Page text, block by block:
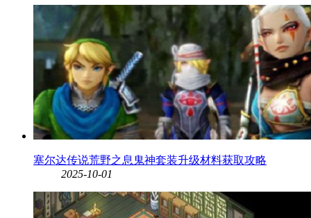
塞尔达传说荒野之息鬼神套装升级材料获取攻略
2025-10-01